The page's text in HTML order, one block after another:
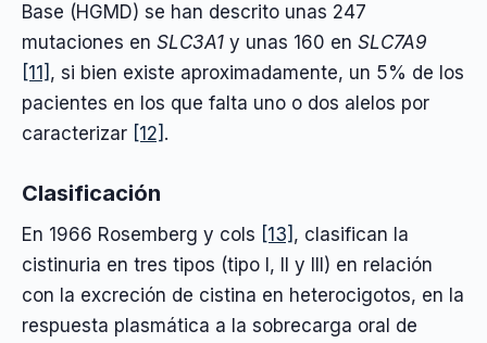
Base (HGMD) se han descrito unas 247
mutaciones en SLC3A1 y unas 160 en SLC7A9
[11] , si bien existe aproximadamente, un 5% de los
pacientes en los que falta uno o dos alelos por
caracterizar [12] .
Clasificación
En 1966 Rosemberg y cols [13] , clasifican la
cistinuria en tres tipos (tipo I, II y III) en relación
con la excreción de cistina en heterocigotos, en la
respuesta plasmática a la sobrecarga oral de